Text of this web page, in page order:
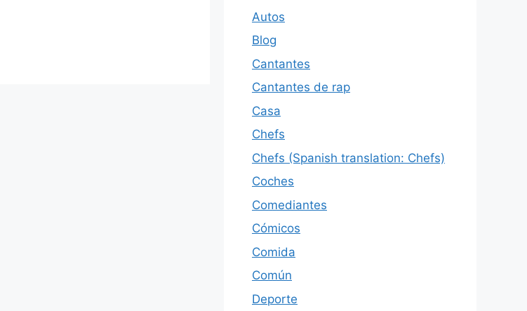
Autos
Blog
Cantantes
Cantantes de rap
Casa
Chefs
Chefs (Spanish translation: Chefs)
Coches
Comediantes
Cómicos
Comida
Común
Deporte